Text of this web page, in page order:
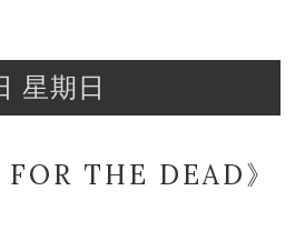
星期日
FOR THE DEAD》